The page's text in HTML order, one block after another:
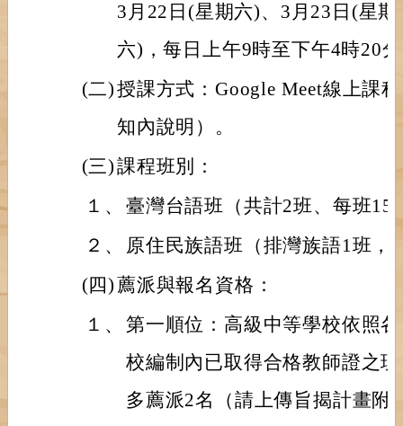
3月22日(星期六)、3月23日(星
六)，每日上午9時至下午4時20
(二)授課方式：Google Meet線上課
知內說明）。
(三)課程班別：
１、 臺灣台語班（共計2班、每班
２、
原住民族語班（排灣族語1班，
(四)薦派與報名資格：
１、 第一順位：高級中等學校依照
校編制內已取得合格教師證之
多薦派2名（請上傳旨揭計畫附